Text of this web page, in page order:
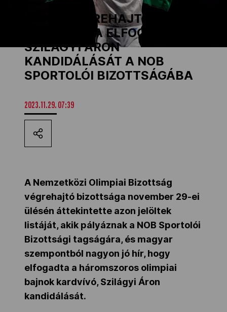
Los Angeles 2028
MOB
Kettőskarrier-program
NOB
Társszervezetek
OVEP
Adatbank
A NOB VÉGREHAJTÓ
BIZOTTSÁGA ELFOGADTA
SZILÁGYI ÁRON
KANDIDÁLÁSÁT A NOB
SPORTOLÓI BIZOTTSÁGÁBA
2023.11.29. 07:39
A Nemzetközi Olimpiai Bizottság
végrehajtó bizottsága november 29-ei
ülésén áttekintette azon jelöltek
listáját, akik pályáznak a NOB Sportolói
Bizottsági tagságára, és magyar
szempontból nagyon jó hír, hogy
elfogadta a háromszoros olimpiai
bajnok kardvívó, Szilágyi Áron
kandidálását.